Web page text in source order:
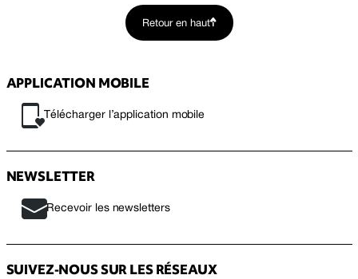
Retour en haut
APPLICATION MOBILE
Télécharger l’application mobile
NEWSLETTER
Recevoir les newsletters
SUIVEZ-NOUS SUR LES RÉSEAUX